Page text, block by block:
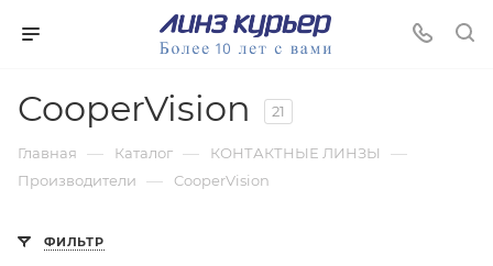
CooperVision 21
Главная — Каталог — КОНТАКТНЫЕ ЛИНЗЫ —
Производители — CooperVision
ФИЛЬТР